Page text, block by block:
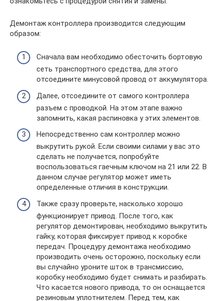
Демонтаж контроллера производится следующим
образом:
Сначала вам необходимо обесточить бортовую
сеть транспортного средства, для этого
отсоедините минусовой провод от аккумулятора.
Далее, отсоедините от самого контроллера
разъем с проводкой. На этом этапе важно
запомнить, какая распиновка у этих элементов.
Непосредственно сам контроллер можно
выкрутить рукой. Если своими силами у вас это
сделать не получается, попробуйте
воспользоваться гаечным ключом на 21 или 22. В
данном случае регулятор может иметь
определенные отличия в конструкции.
Также сразу проверьте, насколько хорошо
функционирует привод. После того, как
регулятор демонтирован, необходимо выкрутить
гайку, которая фиксирует привод к коробке
передач. Процедуру демонтажа необходимо
производить очень осторожно, поскольку если
вы случайно уроните шток в трансмиссию,
коробку необходимо будет снимать и разбирать.
Что касается нового привода, то он оснащается
резиновым уплотнителем. Перед тем, как